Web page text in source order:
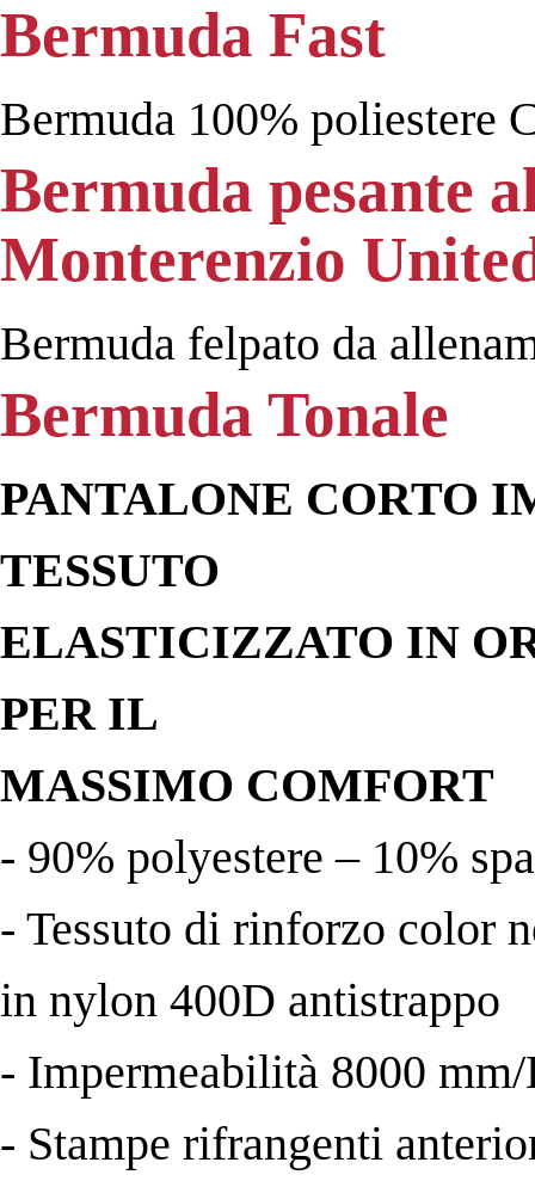
Bermuda Fast
Bermuda 100% poliestere
Bermuda pesante
Monterenzio
Bermuda felpato da
Bermuda Tonale
PANTALONE CORTO
TESSUTO
ELASTICIZZATO IN
PER IL
MASSIMO COMFORT
- 90% polyestere – 10%
- Tessuto di rinforzo color
in nylon 400D antistrappo
- Impermeabilità 8000
- Stampe rifrangenti